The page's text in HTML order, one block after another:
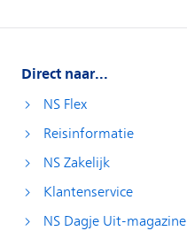
Direct naar...
NS Flex
Reisinformatie
NS Zakelijk
Klantenservice
NS Dagje Uit-magazine